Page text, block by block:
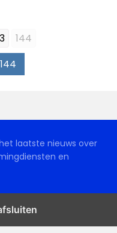
144
144
laatste nieuws over
en